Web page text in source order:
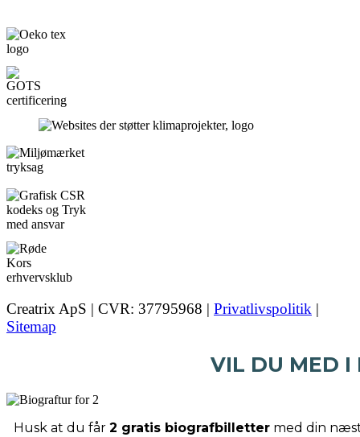
Creatrix ApS | CVR: 37795968 | Privatlivspolitik |
Sitemap
VIL DU MED I
Husk at du får 2 gratis biografbillettermed din